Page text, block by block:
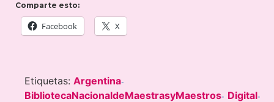
Comparte esto:
Facebook X
Etiquetas: Argentina-
BibliotecaNacionaldeMaestrasyMaestros- Digital-